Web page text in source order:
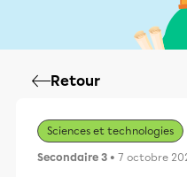
Retour
Sciences et technologies
Secondaire 3 • 7 octobre